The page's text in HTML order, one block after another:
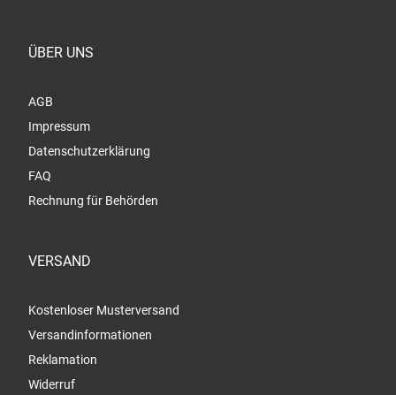
ÜBER UNS
AGB
Impressum
Datenschutzerklärung
FAQ
Rechnung für Behörden
VERSAND
Kostenloser Musterversand
Versandinformationen
Reklamation
Widerruf